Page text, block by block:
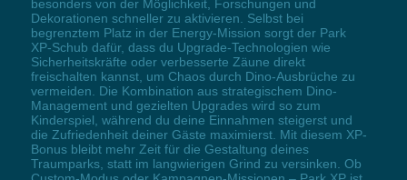
besonders von der Möglichkeit, Forschungen und
Dekorationen schneller zu aktivieren. Selbst bei
begrenztem Platz in der Energy-Mission sorgt der Park
XP-Schub dafür, dass du Upgrade-Technologien wie
Sicherheitskräfte oder verbesserte Zäune direkt
freischalten kannst, um Chaos durch Dino-Ausbrüche zu
vermeiden. Die Kombination aus strategischem Dino-
Management und gezielten Upgrades wird so zum
Kinderspiel, während du deine Einnahmen steigerst und
die Zufriedenheit deiner Gäste maximierst. Mit diesem XP-
Bonus bleibt mehr Zeit für die Gestaltung deines
Traumparks, statt im langwierigen Grind zu versinken. Ob